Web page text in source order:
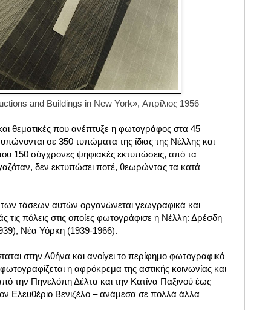
and Buildings in New York», Απρίλιος 1956
και θεματικές που ανέπτυξε η φωτογράφος στα 45
σε 350 τυπώματα της ίδιας της Νέλλης και
150 σύγχρονες ψηφιακές εκτυπώσεις, από τα
δεν εκτυπώσει ποτέ, θεωρώντας τα κατά
τάσεων αυτών οργανώνεται γεωγραφικά και
τις πόλεις στις οποίες φωτογράφισε η Νέλλη: Δρέσδη
Νέα Υόρκη (1939-1966).
στην Αθήνα και ανοίγει το περίφημο φωτογραφικό
η αφρόκρεμα της αστικής κοινωνίας και
την Πηνελόπη Δέλτα και την Κατίνα Παξινού έως
Ελευθέριο Βενιζέλο – ανάμεσα σε πολλά άλλα